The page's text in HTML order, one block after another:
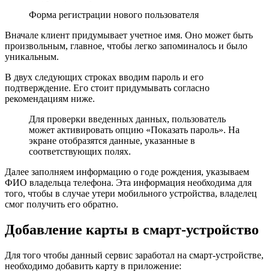
Форма регистрации нового пользователя
Вначале клиент придумывает учетное имя. Оно может быть
произвольным, главное, чтобы легко запоминалось и было
уникальным.
В двух следующих строках вводим пароль и его
подтверждение. Его стоит придумывать согласно
рекомендациям ниже.
Для проверки введенных данных, пользователь
может активировать опцию «Показать пароль». На
экране отобразятся данные, указанные в
соответствующих полях.
Далее заполняем информацию о годе рождения, указываем
ФИО владельца телефона. Эта информация необходима для
того, чтобы в случае утери мобильного устройства, владелец
смог получить его обратно.
Добавление карты в смарт-устройство
Для того чтобы данный сервис заработал на смарт-устройстве,
необходимо добавить карту в приложение: